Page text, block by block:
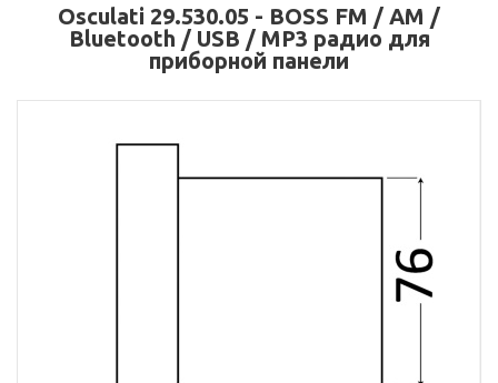
Osculati 29.530.05 - BOSS FM / AM /
Bluetooth / USB / MP3 радио для
приборной панели